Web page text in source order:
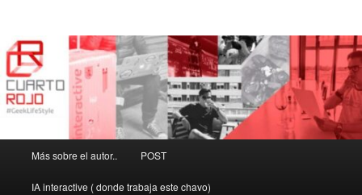
Más sobre el autor.. POST
IA interactive ( donde trabaja este chavo)